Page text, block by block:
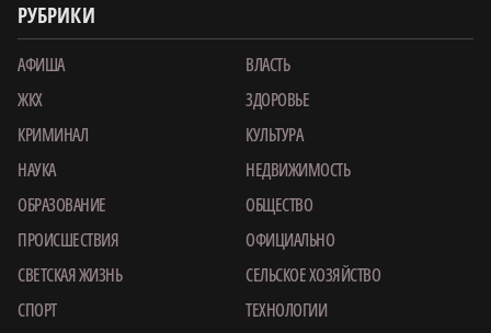
РУБРИКИ
АФИША
ВЛАСТЬ
ЖКХ
ЗДОРОВЬЕ
КРИМИНАЛ
КУЛЬТУРА
НАУКА
НЕДВИЖИМОСТЬ
ОБРАЗОВАНИЕ
ОБЩЕСТВО
ПРОИСШЕСТВИЯ
ОФИЦИАЛЬНО
СВЕТСКАЯ ЖИЗНЬ
СЕЛЬСКОЕ ХОЗЯЙСТВО
СПОРТ
ТЕХНОЛОГИИ